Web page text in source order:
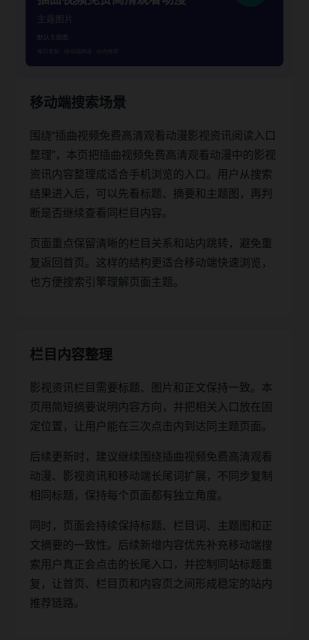
移动端搜索场景
围绕“插曲视频免费高清观看动漫影视资讯阅读入口
整理”，本页把插曲视频免费高清观看动漫中的影视
资讯内容整理成适合手机浏览的入口。用户从搜索
结果进入后，可以先看标题、摘要和主题图，再判
断是否继续查看同栏目内容。
页面重点保留清晰的栏目关系和站内跳转，避免重
复返回首页。这样的结构更适合移动端快速浏览，
也方便搜索引擎理解页面主题。
栏目内容整理
影视资讯栏目需要标题、图片和正文保持一致。本
页用简短摘要说明内容方向，并把相关入口放在固
定位置，让用户能在三次点击内到达同主题页面。
后续更新时，建议继续围绕插曲视频免费高清观看
动漫、影视资讯和移动端长尾词扩展，不同步复制
相同标题，保持每个页面都有独立角度。
同时，页面会持续保持标题、栏目词、主题图和正
文摘要的一致性。后续新增内容优先补充移动端搜
索用户真正会点击的长尾入口，并控制同站标题重
复，让首页、栏目页和内容页之间形成稳定的站内
推荐链路。